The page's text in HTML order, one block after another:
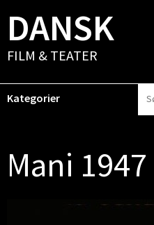
DANSK
FILM & TEATER
Kategorier
Mani 1947